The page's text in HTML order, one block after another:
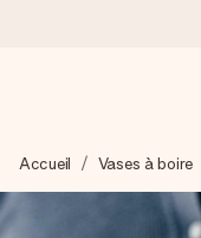
Nous préparons
en un éclair – pour
quand cela compte
Accueil Vases à boire